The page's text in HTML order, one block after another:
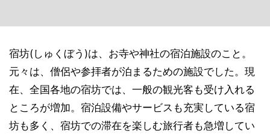
宿坊(しゅくぼう)は、お寺や神社の宿泊施設のこと。
元々は、僧侶や参拝者が泊まるための施設でした。現
在、全国各地の宿坊では、一般の観光客も受け入れる
ところが増加。宿泊設備やサービスも充実している宿
坊も多く、宿坊での滞在を楽しむ旅行者も急増してい